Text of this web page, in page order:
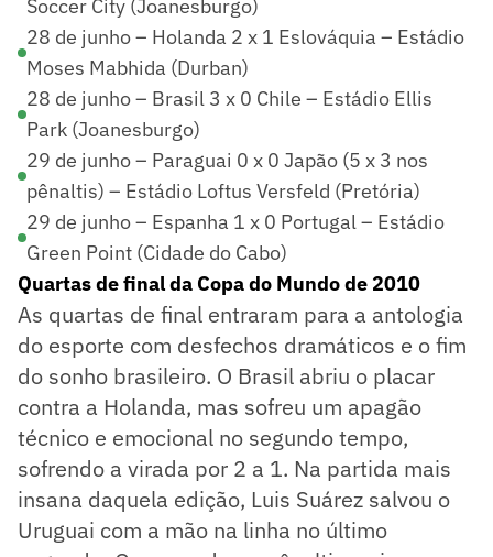
Soccer City (Joanesburgo)
28 de junho – Holanda 2 x 1 Eslováquia – Estádio
Moses Mabhida (Durban)
28 de junho – Brasil 3 x 0 Chile – Estádio Ellis
Park (Joanesburgo)
29 de junho – Paraguai 0 x 0 Japão (5 x 3 nos
pênaltis) – Estádio Loftus Versfeld (Pretória)
29 de junho – Espanha 1 x 0 Portugal – Estádio
Green Point (Cidade do Cabo)
Quartas de final da Copa do Mundo de 2010
As quartas de final entraram para a antologia
do esporte com desfechos dramáticos e o fim
do sonho brasileiro. O Brasil abriu o placar
contra a Holanda, mas sofreu um apagão
técnico e emocional no segundo tempo,
sofrendo a virada por 2 a 1. Na partida mais
insana daquela edição, Luis Suárez salvou o
Uruguai com a mão na linha no último